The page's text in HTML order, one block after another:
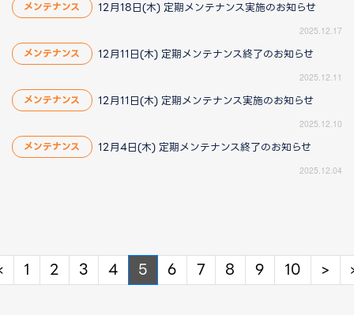
メンテナンス 12月18日(木) 定期メンテナンス実施のお知らせ
2025.12.17
メンテナンス 12月11日(木) 定期メンテナンス終了のお知らせ
2025.12.11
メンテナンス 12月11日(木) 定期メンテナンス実施のお知らせ
2025.12.10
メンテナンス 12月4日(木) 定期メンテナンス終了のお知らせ
2025.12.04
Previous
1 2 3 4 5 6 7 8 9 10 >